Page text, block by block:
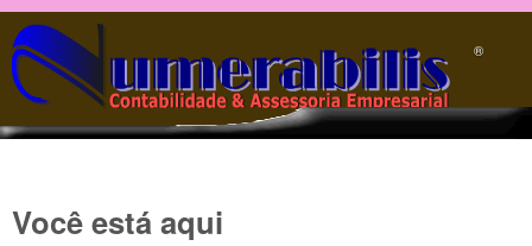
Pular para o conteúdo principal
®️
Você está aqui